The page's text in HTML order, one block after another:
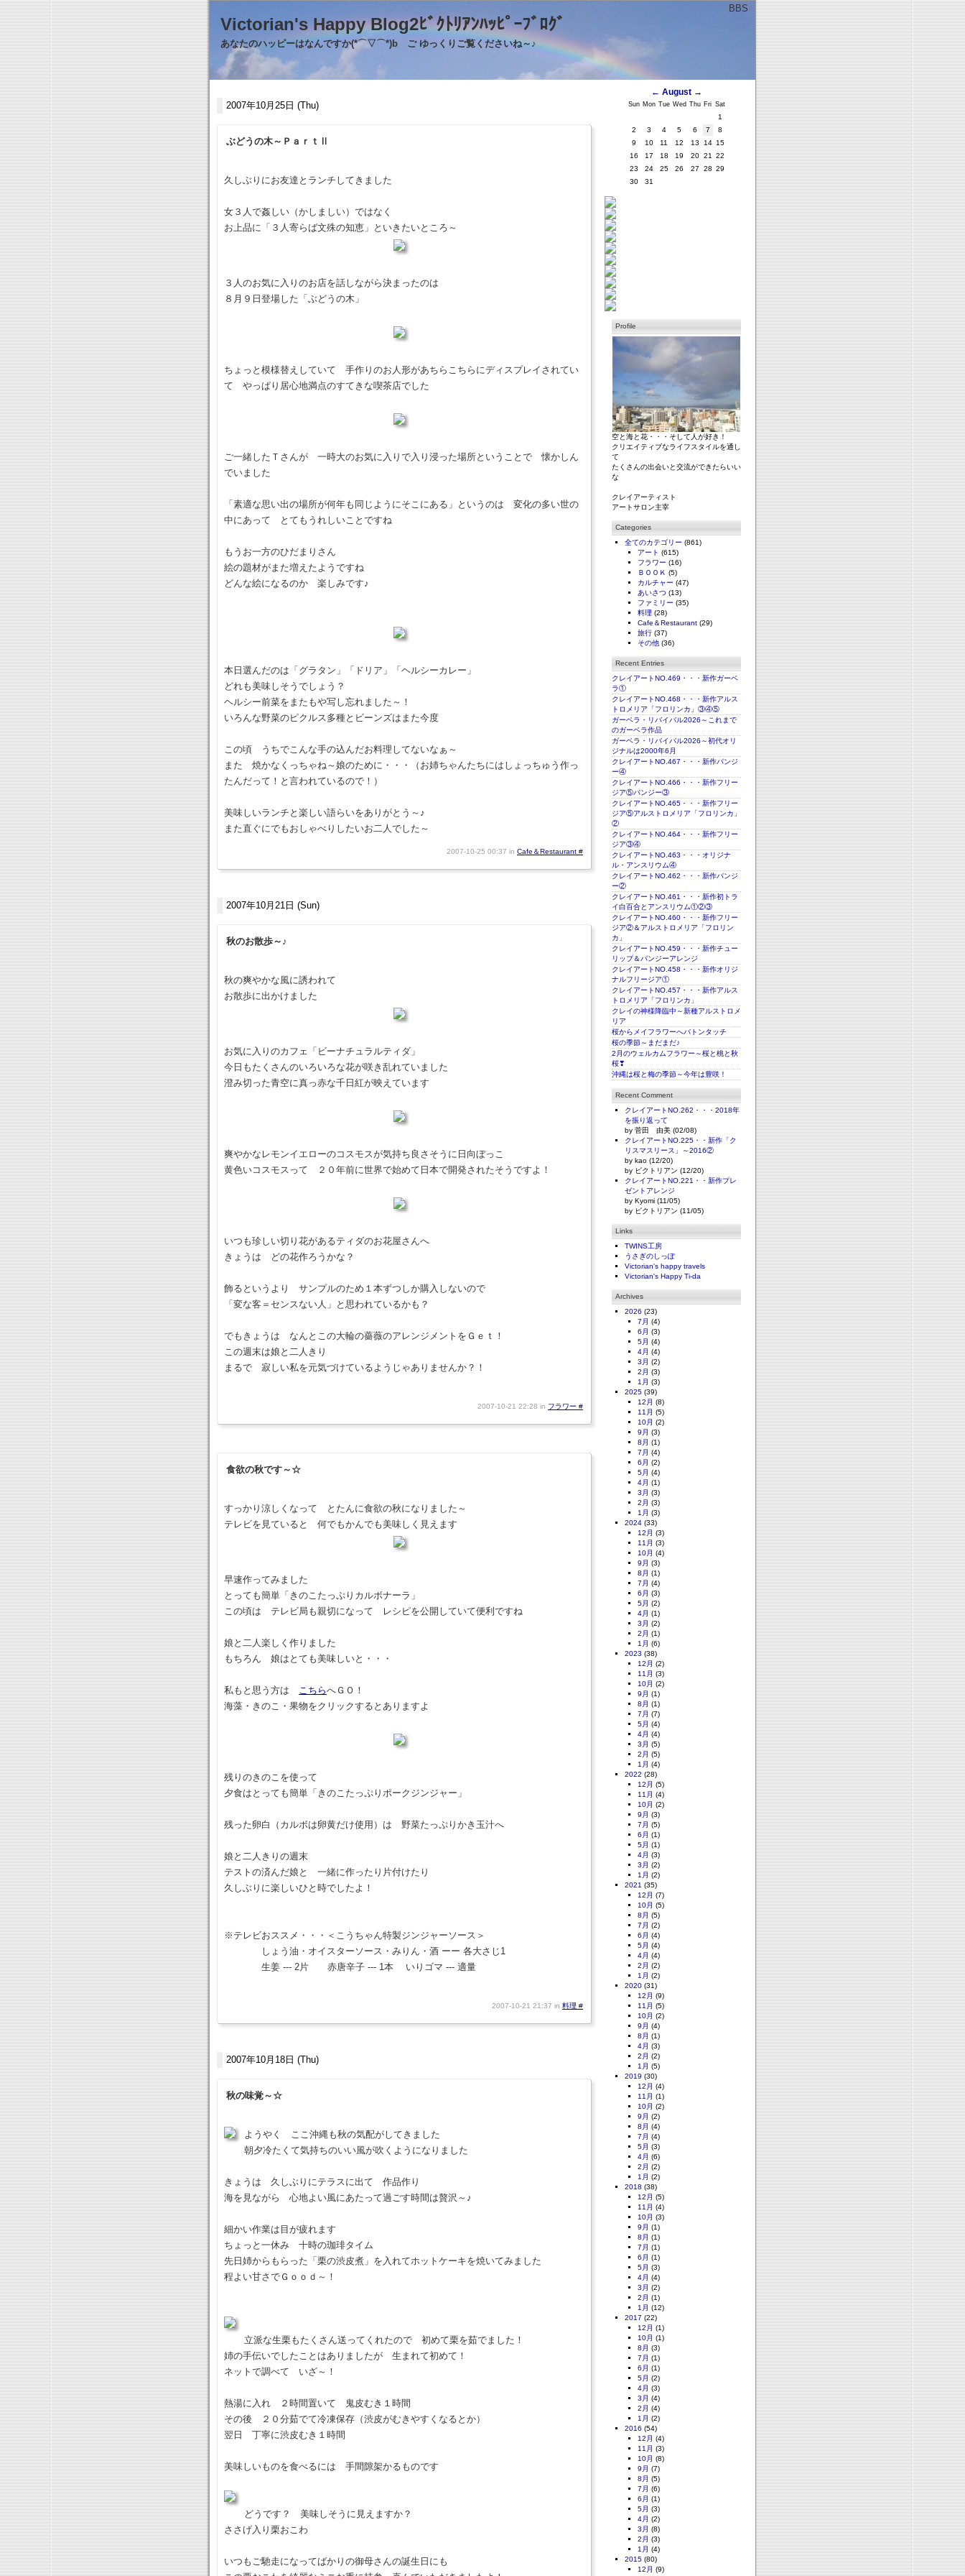
BBS
Victorian's Happy Blog2ﾋﾞｸﾄﾘｱﾝﾊｯﾋﾟｰﾌﾞﾛｸﾞ
あなたのハッピーはなんですか(*⌒▽⌒*)b ご ゆっくりご覧くださいね～♪
2007年10月25日 (Thu)
ぶどうの木～ＰａｒｔⅡ
久しぶりにお友達とランチしてきました
女３人で姦しい（かしましい）ではなく
お上品に「３人寄らば文殊の知恵」といきたいところ～
３人のお気に入りのお店を話しながら決まったのは
８月９日登場した「ぶどうの木」
ちょっと模様替えしていて 手作りのお人形があちらこちらにディスプレイされてい
て やっぱり居心地満点のすてきな喫茶店でした
ご一緒したＴさんが 一時大のお気に入りで入り浸った場所ということで 懐かしん
でいました
「素適な思い出の場所が何年も同じようにそこにある」というのは 変化の多い世の
中にあって とてもうれしいことですね
もうお一方のひだまりさん
絵の題材がまた増えたようですね
どんな絵になるのか 楽しみです♪
本日選んだのは「グラタン」「ドリア」「ヘルシーカレー」
どれも美味しそうでしょう？
ヘルシー前菜をまたもや写し忘れました～！
いろんな野菜のピクルス多種とビーンズはまた今度
この頃 うちでこんな手の込んだお料理してないなぁ～
また 焼かなくっちゃね～娘のために・・・（お姉ちゃんたちにはしょっちゅう作っ
たんだって！と言われているので！）
美味しいランチと楽しい語らいをありがとう～♪
また直ぐにでもおしゃべりしたいお二人でした～
2007-10-25 00:37 in Cafe＆Restaurant #
2007年10月21日 (Sun)
秋のお散歩～♪
秋の爽やかな風に誘われて
お散歩に出かけました
お気に入りのカフェ「ビーナチュラルティダ」
今日もたくさんのいろいろな花が咲き乱れていました
澄み切った青空に真っ赤な千日紅が映えています
爽やかなレモンイエローのコスモスが気持ち良さそうに日向ぼっこ
黄色いコスモスって ２０年前に世界で始めて日本で開発されたそうですよ！
いつも珍しい切り花があるティダのお花屋さんへ
きょうは どの花作ろうかな？
飾るというより サンプルのため１本ずつしか購入しないので
「変な客＝センスない人」と思われているかも？
でもきょうは なんとこの大輪の薔薇のアレンジメントをＧｅｔ！
この週末は娘と二人きり
まるで 寂しい私を元気づけているようじゃありませんか？！
2007-10-21 22:28 in フラワー #
食欲の秋です～☆
すっかり涼しくなって とたんに食欲の秋になりました～
テレビを見ていると 何でもかんでも美味しく見えます
早速作ってみました
とっても簡単「きのこたっぷりカルボナーラ」
この頃は テレビ局も親切になって レシピを公開していて便利ですね
娘と二人楽しく作りました
もちろん 娘はとても美味しいと・・・
私もと思う方は こちらへＧＯ！
海藻・きのこ・果物をクリックするとありますよ
残りのきのこを使って
夕食はとっても簡単「きのこたっぷりポークジンジャー」
残った卵白（カルボは卵黄だけ使用）は 野菜たっぷりかき玉汁へ
娘と二人きりの週末
テストの済んだ娘と 一緒に作ったり片付けたり
久しぶりに楽しいひと時でしたよ！
※テレビおススメ・・・＜こうちゃん特製ジンジャーソース＞
しょう油・オイスターソース・みりん・酒 ーー 各大さじ1
生姜 --- 2片 赤唐辛子 --- 1本 いりゴマ --- 適量
2007-10-21 21:37 in 料理 #
2007年10月18日 (Thu)
秋の味覚～☆
ようやく ここ沖縄も秋の気配がしてきました
朝夕冷たくて気持ちのいい風が吹くようになりました
きょうは 久しぶりにテラスに出て 作品作り
海を見ながら 心地よい風にあたって過ごす時間は贅沢～♪
細かい作業は目が疲れます
ちょっと一休み 十時の珈琲タイム
先日姉からもらった「栗の渋皮煮」を入れてホットケーキを焼いてみました
程よい甘さでＧｏｏｄ～！
立派な生栗もたくさん送ってくれたので 初めて栗を茹でました！
姉の手伝いでしたことはありましたが 生まれて初めて！
ネットで調べて いざ～！
熱湯に入れ ２時間置いて 鬼皮むき１時間
その後 ２０分茹でて冷凍保存（渋皮がむきやすくなるとか）
翌日 丁寧に渋皮むき１時間
美味しいものを食べるには 手間隙架かるものです
どうです？ 美味しそうに見えますか？
ささげ入り栗おこわ
いつもご馳走になってばかりの御母さんの誕生日にも
← August→
Sun Mon Tue Wed Thu Fri Sat
1
2
3 4 5 6 7
8
9
10 11 12 13 14 15
16
17 18 19 20 21
22
23
24 25 26 27 28 29
30
31
Profile
空と海と花・・・そして人が好き！
クリエイティブなライフスタイルを通し
て
たくさんの出会いと交流ができたらいい
な
クレイアーティスト
アートサロン主宰
Categories
全てのカテゴリー (861)
アート (615)
フラワー (16)
ＢＯＯＫ (5)
カルチャー (47)
あいさつ (13)
ファミリー (35)
料理 (28)
Cafe＆Restaurant (29)
旅行 (37)
その他 (36)
Recent Entries
クレイアートNO.469・・・新作ガーベ
ラ①
クレイアートNO.468・・・新作アルス
トロメリア「フロリンカ」③④⑤
ガーベラ・リバイバル2026～これまで
のガーベラ作品
ガーベラ・リバイバル2026～初代オリ
ジナルは2000年6月
クレイアートNO.467・・・新作パンジ
ー④
クレイアートNO.466・・・新作フリー
ジア⑤パンジー③
クレイアートNO.465・・・新作フリー
ジア⑤アルストロメリア「フロリンカ」
②
クレイアートNO.464・・・新作フリー
ジア③④
クレイアートNO.463・・・オリジナ
ル・アンスリウム④
クレイアートNO.462・・・新作パンジ
ー②
クレイアートNO.461・・・新作初トラ
イ白百合とアンスリウム①②③
クレイアートNO.460・・・新作フリー
ジア②＆アルストロメリア「フロリン
カ」
クレイアートNO.459・・・新作チュー
リップ＆パンジーアレンジ
クレイアートNO.458・・・新作オリジ
ナルフリージア①
クレイアートNO.457・・・新作アルス
トロメリア「フロリンカ」
クレイの神様降臨中～新種アルストロメ
リア
桜からメイフラワーへバトンタッチ
桜の季節～まだまだ♪
2月のウェルカムフラワー～桜と桃と秋
桜❣
沖縄は桜と梅の季節～今年は豊咲！
Recent Comment
クレイアートNO.262・・・2018年
を振り返って
by 菅田 由美 (02/08)
クレイアートNO.225・・新作「ク
リスマスリース」～2016②
by kao (12/20)
by ビクトリアン (12/20)
クレイアートNO.221・・新作プレ
ゼントアレンジ
by Kyomi (11/05)
by ビクトリアン (11/05)
Links
TWINS工房
うさぎのしっぽ
Victorian's happy travels
Victorian's Happy Ti-da
Archives
2026 (23)
7月 (4)
6月 (3)
5月 (4)
4月 (4)
3月 (2)
2月 (3)
1月 (3)
2025 (39)
12月 (8)
11月 (5)
10月 (2)
9月 (3)
8月 (1)
7月 (4)
6月 (2)
5月 (4)
4月 (1)
3月 (3)
2月 (3)
1月 (3)
2024 (33)
12月 (3)
11月 (3)
10月 (4)
9月 (3)
8月 (1)
7月 (4)
6月 (3)
5月 (2)
4月 (1)
3月 (2)
2月 (1)
1月 (6)
2023 (38)
12月 (2)
11月 (3)
10月 (2)
9月 (1)
8月 (1)
7月 (7)
5月 (4)
4月 (4)
3月 (5)
2月 (5)
1月 (4)
2022 (28)
12月 (5)
11月 (4)
10月 (2)
9月 (3)
7月 (5)
6月 (1)
5月 (1)
4月 (3)
3月 (2)
1月 (2)
2021 (35)
12月 (7)
10月 (5)
8月 (5)
7月 (2)
6月 (4)
5月 (4)
4月 (4)
2月 (2)
1月 (2)
2020 (31)
12月 (9)
11月 (5)
10月 (2)
9月 (4)
8月 (1)
4月 (3)
2月 (2)
1月 (5)
2019 (30)
12月 (4)
11月 (1)
10月 (2)
9月 (2)
8月 (4)
7月 (4)
5月 (3)
4月 (6)
2月 (2)
1月 (2)
2018 (38)
12月 (5)
11月 (4)
10月 (3)
9月 (1)
8月 (1)
7月 (1)
6月 (1)
5月 (3)
4月 (4)
3月 (2)
2月 (1)
1月 (12)
2017 (22)
12月 (1)
10月 (1)
8月 (3)
7月 (1)
6月 (1)
5月 (2)
4月 (3)
3月 (4)
2月 (4)
1月 (2)
2016 (54)
12月 (4)
11月 (3)
10月 (8)
9月 (7)
8月 (5)
7月 (6)
6月 (1)
5月 (3)
4月 (2)
3月 (8)
2月 (3)
1月 (4)
2015 (80)
12月 (9)